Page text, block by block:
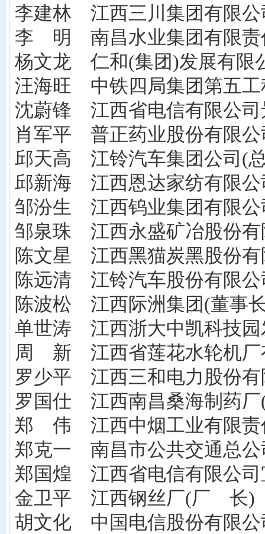
李建林 江西三川集团有限公
李 明 南昌水业集团有限责
杨文龙 仁和(集团)发展有限
汪海旺 中铁四局集团第五工
沈蔚锋 江西省电信有限公司
肖军平 普正药业股份有限公
邱天高 江铃汽车集团公司(
邱新海 江西恩达家纺有限公
邹汾生 江西钨业集团有限公
邹泉珠 江西永盛矿冶股份有
陈文星 江西黑猫炭黑股份有
陈远清 江铃汽车股份有限公
陈波松 江西际洲集团(董事
单世涛 江西浙大中凯科技园
周 新 江西省莲花水轮机厂
罗少平 江西三和电力股份有
罗国仕 江西南昌桑海制药
郑 伟 江西中烟工业有限责
郑克一 南昌市公共交通总公
郑国煌 江西省电信有限公司
金卫平 江西钢丝厂(厂 长)
胡文化 中国电信股份有限公